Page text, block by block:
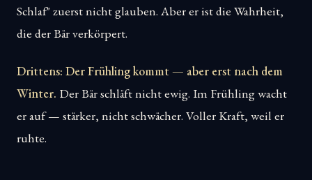
Schlaf" zuerst nicht glauben. Aber er ist die Wahrheit,
die der Bär verkörpert.
Drittens: Der Frühling kommt — aber erst nach dem
Winter. Der Bär schläft nicht ewig. Im Frühling wacht
er auf — stärker, nicht schwächer. Voller Kraft, weil er
ruhte.